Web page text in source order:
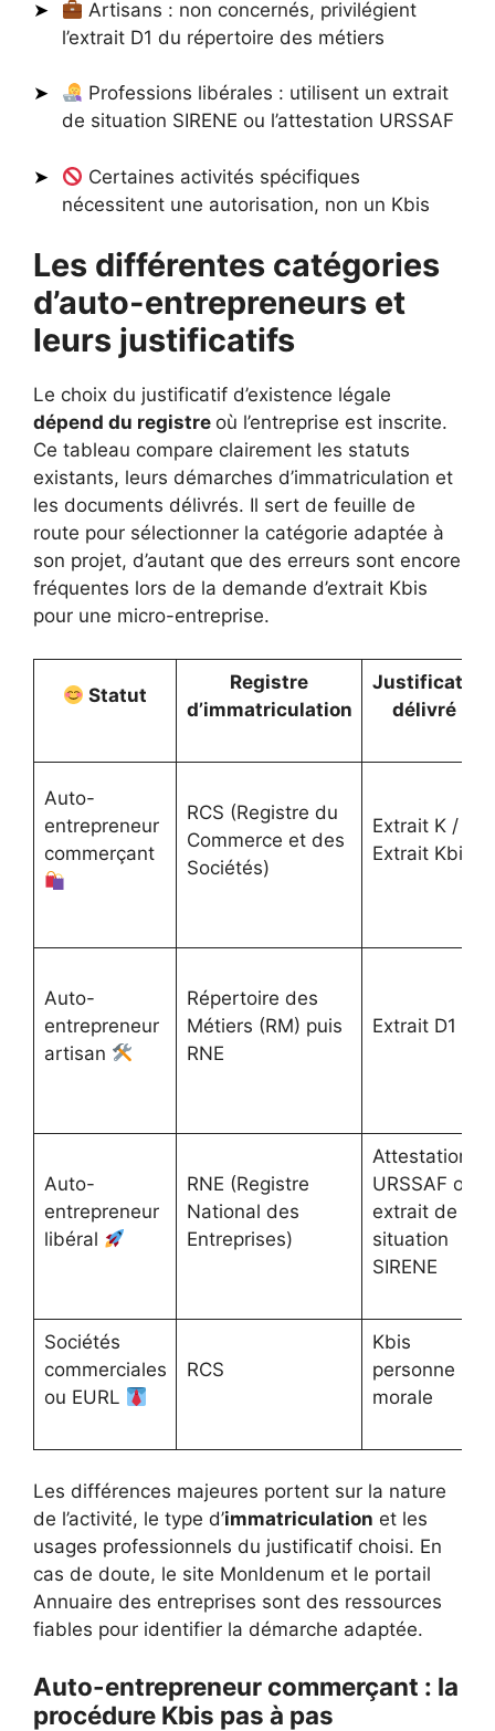
Artisans : non concernés, privilégient
l’extrait D1 du répertoire des métiers
Professions libérales : utilisent un extrait
de situation SIRENE ou l’attestation URSSAF
Certaines activités spécifiques
nécessitent une autorisation, non un Kbis
Les différentes catégories
d’auto-entrepreneurs et
leurs justificatifs
Le choix du justificatif d’existence légale
dépend du registre où l’entreprise est inscrite.
Ce tableau compare clairement les statuts
existants, leurs démarches d’immatriculation et
les documents délivrés. Il sert de feuille de
route pour sélectionner la catégorie adaptée à
son projet, d’autant que des erreurs sont encore
fréquentes lors de la demande d’extrait Kbis
pour une micro-entreprise.
Statut
Registre
d’immatriculation
Justificatif
délivré
Auto-
entrepreneur
commerçant
RCS (Registre du
Commerce et des
Sociétés)
Extrait K /
Extrait Kbis
Auto-
entrepreneur
artisan
Répertoire des
Métiers (RM) puis
RNE
Extrait D1
Auto-
entrepreneur
libéral
RNE (Registre
National des
Entreprises)
Attestation
URSSAF ou
extrait de
situation
SIRENE
Sociétés
commerciales
ou EURL
RCS
Kbis
personne
morale
Les différences majeures portent sur la nature
de l’activité, le type d’immatriculation et les
usages professionnels du justificatif choisi. En
cas de doute, le site MonIdenum et le portail
Annuaire des entreprises sont des ressources
fiables pour identifier la démarche adaptée.
Auto-entrepreneur commerçant : la
procédure Kbis pas à pas